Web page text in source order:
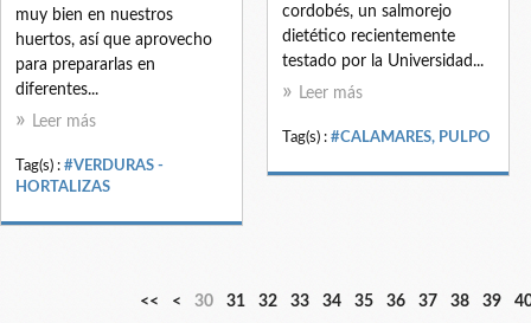
cordobés, un salmorejo
dietético recientemente
testado por la Universidad...
Leer más
Tag(s) : #CALAMARES, PULPO
muy bien en nuestros
huertos, así que aprovecho
para prepararlas en
diferentes...
Leer más
Tag(s) : #VERDURAS -
HORTALIZAS
<< <
1
2
30 31 32 33 34 35 36 37 38 39